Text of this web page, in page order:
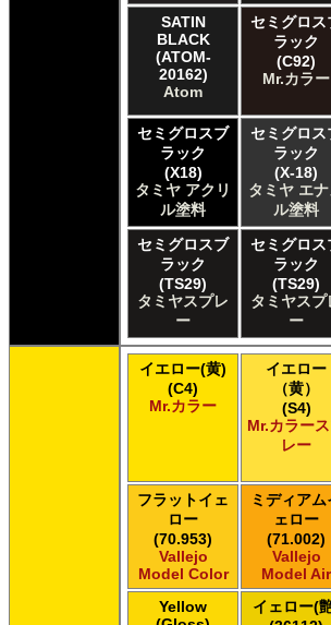
ガイアノーツ ガイアカラー
タミヤ タミヤ アクリル塗料
タミヤ タミヤ アクリル塗料 (フラット)
タミヤ タミヤ エアーモデルスプレー
タミヤ タミヤ エナメル塗料
タミヤ タミヤ トップコート/サーフ
タミヤ タミヤ ラッカー塗料
タミヤ タミヤスプレー
タミヤ タミヤスプレー
タミヤ タミヤスプレーAS
ＧＳＩクレオス Master Series Paints
ＧＳＩクレオス Mr.カラー
ＧＳＩクレオス Mr.カラー GX
ＧＳＩクレオス Mr.カラー 色ノ源
ＧＳＩクレオス Mr.カラー スーパー
ＧＳＩクレオス Mr.カラースプレー
ＧＳＩクレオス Mr.クリアカラーGX
ＧＳＩクレオス Mr.クリスタルカラー
ＧＳＩクレオス Mr.サーフェイサー/
ＧＳＩクレオス Mr.メタリックカラー
ＧＳＩクレオス Mr.メタルカラー
ＧＳＩクレオス アクリジョン
ＧＳＩクレオス ガンダムカラー
ＧＳＩクレオス ガンダムカラー
ＧＳＩクレオス ガンダムカラースプレ
SATIN
BLACK
(ATOM-
20162)
Atom
セミグロス
ラック
(C92)
Mr.カラー
セミグロスブ
ラック
(X18)
タミヤ アクリ
ル塗料
セミグロス
ラック
(X-18)
タミヤ エナ
ル塗料
セミグロスブ
ラック
(TS29)
タミヤスプレ
ー
セミグロス
ラック
(TS29)
タミヤスプ
ー
イエロー(黄)
(C4)
Mr.カラー
イエロー
（黄）
(S4)
Mr.カラー
レー
フラットイェ
ロー
(70.953)
Vallejo
Model Color
ミディアム
ェロー
(71.002)
Vallejo
Model Air
Yellow
イェロー(